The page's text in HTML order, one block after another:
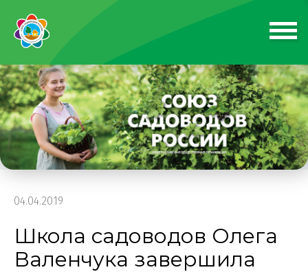
04.04.2019
Школа садоводов Олега
Валенчука завершила